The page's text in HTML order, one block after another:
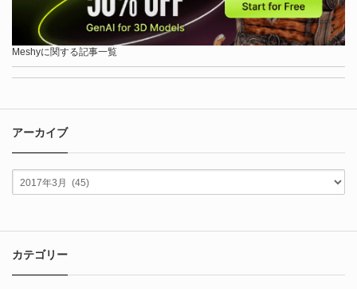
Meshyに関する記事一覧
アーカイブ
カテゴリー